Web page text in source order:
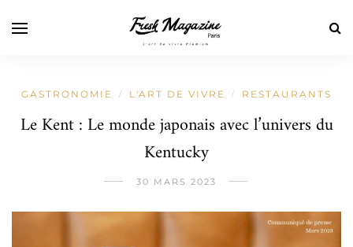
GASTRONOMIE / L'ART DE VIVRE / RESTAURANTS
Le Kent : Le monde japonais avec l’univers du
Kentucky
30 MARS 2023